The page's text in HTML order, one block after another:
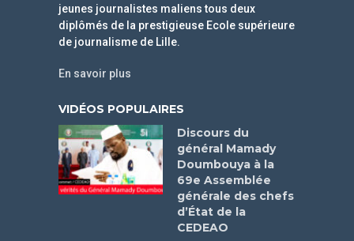
jeunes journalistes maliens tous deux
diplômés de la prestigieuse Ecole supérieure
de journalisme de Lille.
En savoir plus
VIDÉOS POPULAIRES
Discours du
général Mamady
Doumbouya à la
69e Assemblée
générale des chefs
d’État de la
CEDEAO